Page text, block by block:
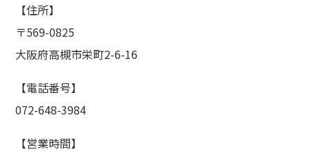
【住所】
〒569-0825
大阪府高槻市栄町2-6-16
【電話番号】
072-648-3984
【営業時間】